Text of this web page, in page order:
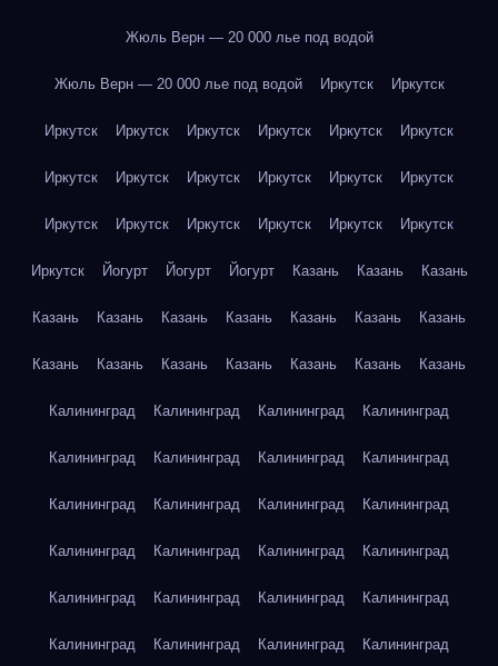
Жюль Верн — 20 000 лье под водой
Жюль Верн — 20 000 лье под водой Иркутск Иркутск
Иркутск Иркутск Иркутск Иркутск Иркутск Иркутск
Иркутск Иркутск Иркутск Иркутск Иркутск Иркутск
Иркутск Иркутск Иркутск Иркутск Иркутск Иркутск
Иркутск Йогурт Йогурт Йогурт Казань Казань Казань
Казань Казань Казань Казань Казань Казань Казань
Казань Казань Казань Казань Казань Казань Казань
Калининград Калининград Калининград Калининград
Калининград Калининград Калининград Калининград
Калининград Калининград Калининград Калининград
Калининград Калининград Калининград Калининград
Калининград Калининград Калининград Калининград
Калининград Калининград Калининград Калининград